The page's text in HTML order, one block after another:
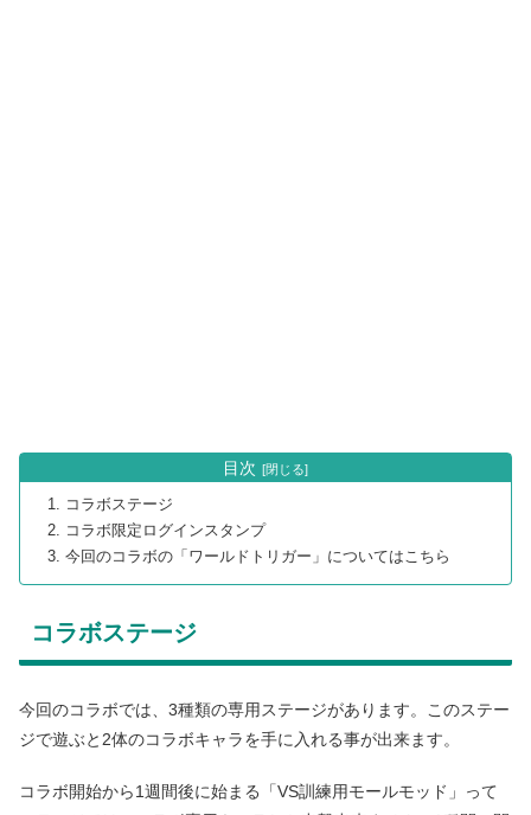
目次
コラボステージ
コラボ限定ログインスタンプ
今回のコラボの「ワールドトリガー」についてはこちら
コラボステージ
今回のコラボでは、3種類の専用ステージがあります。このステー
ジで遊ぶと2体のコラボキャラを手に入れる事が出来ます。
コラボ開始から1週間後に始まる「VS訓練用モールモッド」って